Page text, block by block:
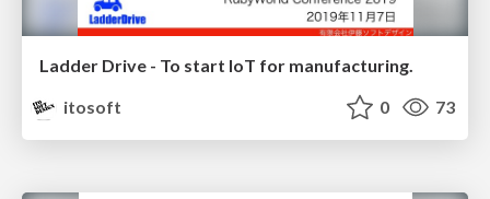
Ladder Drive - To start IoT for manufacturing.
itosoft
0 73